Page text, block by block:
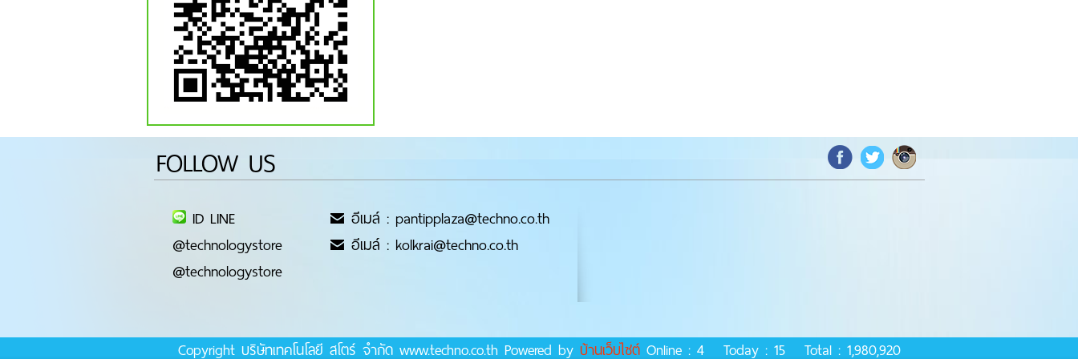
FOLLOW US
ID LINE
@technologystore
@technologystore
อีเมล์ : pantipplaza@techno.co.th
อีเมล์ : kolkrai@techno.co.th
Copyright บริษัทเทคโนโลยี สโตร์ จำกัด www.techno.co.th Powered by บ้านเว็บไซต์Online : 4 Today : 15 Total : 1,980,920